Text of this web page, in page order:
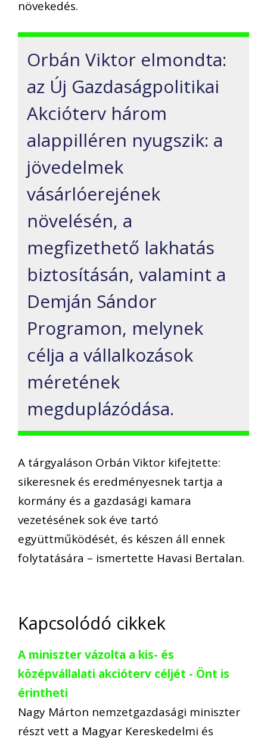
növekedés.
Orbán Viktor elmondta:
az Új Gazdaságpolitikai
Akcióterv három
alappilléren nyugszik: a
jövedelmek
vásárlóerejének
növelésén, a
megfizethető lakhatás
biztosításán, valamint a
Demján Sándor
Programon, melynek
célja a vállalkozások
méretének
megduplázódása.
A tárgyaláson Orbán Viktor kifejtette:
sikeresnek és eredményesnek tartja a
kormány és a gazdasági kamara
vezetésének sok éve tartó
együttműködését, és készen áll ennek
folytatására – ismertette Havasi Bertalan.
Kapcsolódó cikkek
A miniszter vázolta a kis- és
középvállalati akcióterv céljét - Önt is
érintheti
Nagy Márton nemzetgazdasági miniszter
részt vett a Magyar Kereskedelmi és